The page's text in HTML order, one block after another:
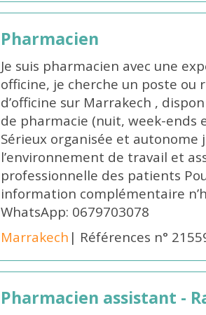
Pharmacien
Je suis pharmacien avec une
officine, je cherche un poste
d’officine sur Marrakech ,
de pharmacie (nuit, week-ends
Sérieux organisée et autonome
l’environnement de travail et
professionnelle des patients
information complémentaire
WhatsApp: 0679703078
Marrakech | Références n°
Pharmacien assistant -